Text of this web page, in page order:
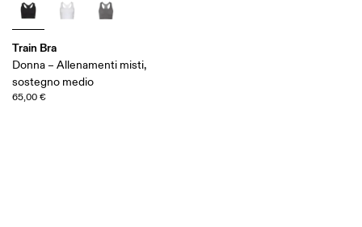
Train Bra
Donna – Allenamenti misti,
sostegno medio
65,00 €